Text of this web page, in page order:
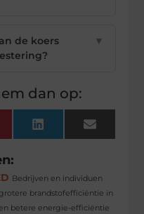
de koers
▼
dan op:
LinkedIn Email
Bedrijven en individuen
brandstofefficiëntie in
betere energie-efficiëntie